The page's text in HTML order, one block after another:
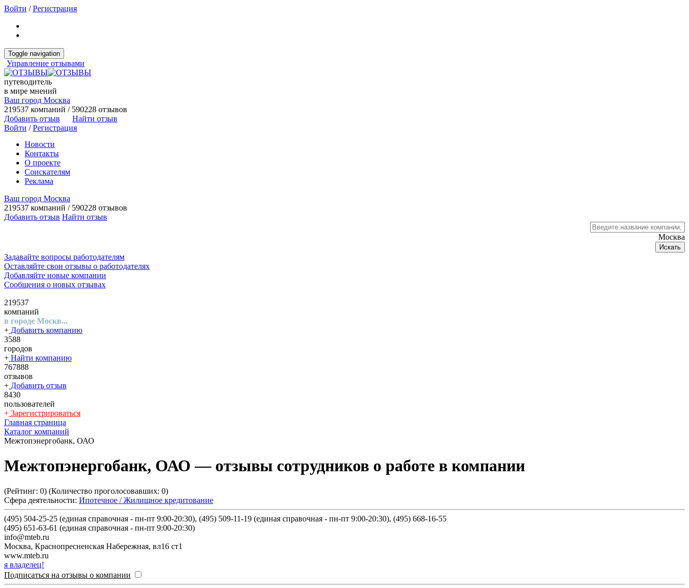
Войти /Регистрация
Toggle navigation
Управление отзывами
путеводитель
в мире мнений
Ваш город Москва
219537 компаний / 590228 отзывов
Добавить отзыв
Найти отзыв
Войти /Регистрация
Новости
Контакты
О проекте
Соискателям
Реклама
Ваш город Москва
219537 компаний / 590228 отзывов
Добавить отзыв Найти отзыв
Москва
Искать
Задавайте вопросы работодателям
Оставляйте свои отзывы о работодателях
Добавляйте новые компании
Сообщения о новых отзывах
219537
компаний
в городе Москв...
+ Добавить компанию
3588
городов
+ Найти компанию
767888
отзывов
+ Добавить отзыв
8430
пользователей
+ Зарегистрироваться
Главная страница
Каталог компаний
Межтопэнергобанк, ОАО
Межтопэнергобанк, ОАО — отзывы сотрудников о работе в компании
(Рейтинг: 0) (Количество проголосовавших: 0)
Сфера деятельности: Ипотечное / Жилищное кредитование
(495) 504-25-25 (единая справочная - пн-пт 9:00-20:30), (495) 509-11-19 (единая справочная - пн-пт 9:00-20:30), (495) 668-16-55
(495) 651-63-61 (единая справочная - пн-пт 9:00-20:30)
info@mteb.ru
Москва, Краснопресненская Набережная, вл16 ст1
www.mteb.ru
я владелец!
Подписаться на отзывы о компании